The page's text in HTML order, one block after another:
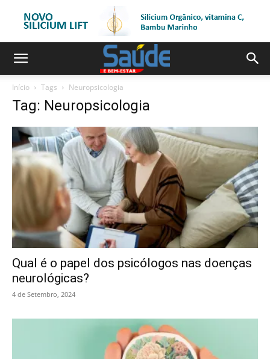
Início Tags Neuropsicologia
Tag: Neuropsicologia
Qual é o papel dos psicólogos nas doenças
neurológicas?
4 de Setembro, 2024